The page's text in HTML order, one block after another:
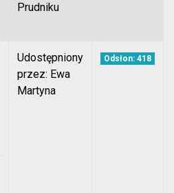
Prudniku
Udostępniony
przez: Ewa
Martyna
Odsłon: 418